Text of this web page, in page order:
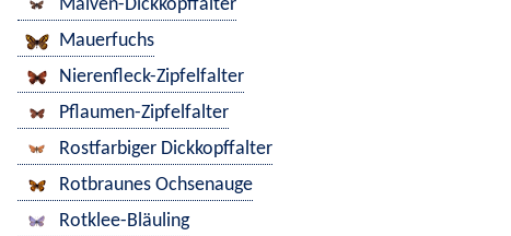
Malven-Dickkopffalter
Mauerfuchs
Nierenfleck-Zipfelfalter
Pflaumen-Zipfelfalter
Rostfarbiger Dickkopffalter
Rotbraunes Ochsenauge
Rotklee-Bläuling